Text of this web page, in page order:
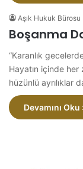
Aşık Hukuk Bürosu
Boşanma
“Karanlık
Hayatın içinde
hüzünlü ayrılıklar
Devamını Oku